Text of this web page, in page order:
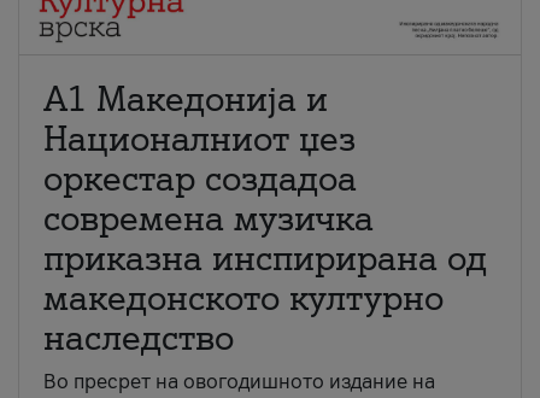
А1 Македонија и
Националниот џез
оркестар создадоа
современа музичка
приказна инспирирана од
македонското културно
наследство
Во пресрет на овогодишното издание на